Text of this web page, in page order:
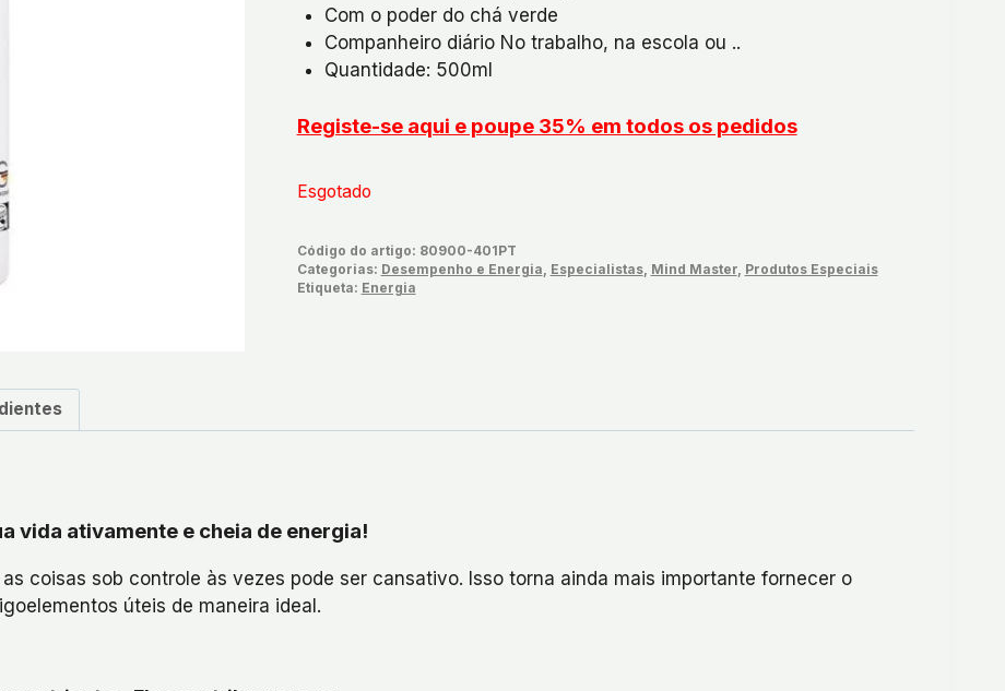
Com o poder do chá verde
Companheiro diário No trabalho, na escola ou ..
Quantidade: 500ml
Registe-se aqui e poupe 35% em todos os pedidos
Esgotado
Código do artigo: 80900-401PT
Categorias: Desempenho e Energia, Especialistas, Mind Master, Produtos Especiais
Etiqueta: Energia
vida ativamente e cheia de energia!
coisas sob controle às vezes pode ser cansativo. Isso torna ainda mais importante fornecer o
úteis de maneira ideal.